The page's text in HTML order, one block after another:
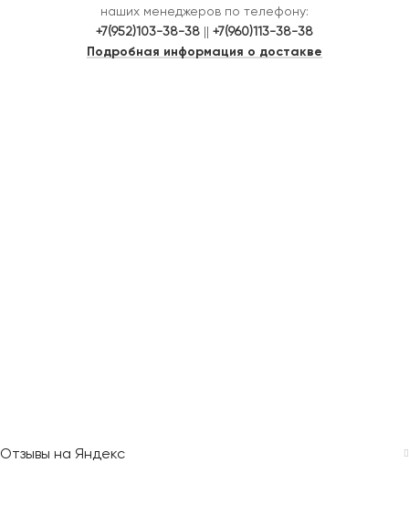
наших менеджеров по телефону:
+7(952)103-38-38 || +7(960)113-38-38
Подробная информация о достакве
Отзывы на Яндекс